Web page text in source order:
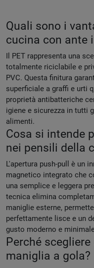
Quali sono i
cucina con ante
Il PET rappresenta una
totalmente riciclabile e
PVC. Questa finitura
superficiale a graffi e urti
proprietà antibatteriche
igiene e sicurezza in tutti
alimenti.
Cosa si intende
nei pensili della
L'apertura push-pull è un
magnetico integrato che
una semplice e leggera
tecnica elimina
maniglie esterne,
perfettamente lisce e un
gusto moderno e
Perché
maniglia a gola?